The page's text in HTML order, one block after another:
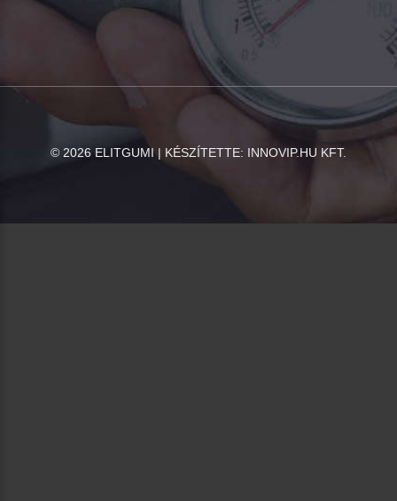
© 2026 ELITGUMI | KÉSZÍTETTE: INNOVIP.HU KFT.